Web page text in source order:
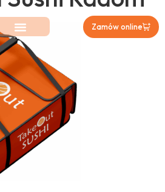
Zamów online